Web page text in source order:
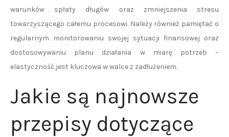
warunków spłaty długów oraz zmniejszenia stresu
towarzyszącego całemu procesowi. Należy również pamiętać o
regularnym monitorowaniu swojej sytuacji finansowej oraz
dostosowywaniu planu działania w miarę potrzeb –
elastyczność jest kluczowa w walce z zadłużeniem.
Jakie są najnowsze
przepisy dotyczące